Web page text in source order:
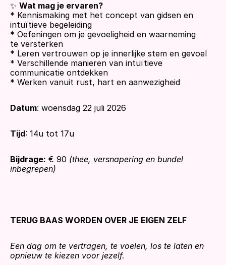
✨ Wat mag je ervaren?
* Kennismaking met het concept van gidsen en
intuïtieve begeleiding
* Oefeningen om je gevoeligheid en waarneming
te versterken
* Leren vertrouwen op je innerlijke stem en gevoel
* Verschillende manieren van intuïtieve
communicatie ontdekken
* Werken vanuit rust, hart en aanwezigheid
Datum: woensdag 22 juli 2026
Tijd: 14u tot 17u
Bijdrage: € 90 (thee, versnapering en bundel
inbegrepen)
TERUG BAAS WORDEN OVER JE EIGEN ZELF
Een dag om te vertragen, te voelen, los te laten en
opnieuw te kiezen voor jezelf.